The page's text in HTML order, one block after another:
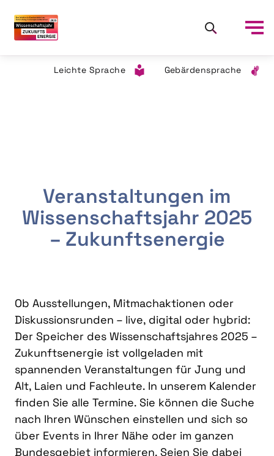
Leichte Sprache Gebärdensprache
Veranstaltungen im
Wissenschaftsjahr 2025
– Zukunftsenergie
Ob Ausstellungen, Mitmachaktionen oder
Diskussionsrunden – live, digital oder hybrid:
Der Speicher des Wissenschaftsjahres 2025 –
Zukunftsenergie ist vollgeladen mit
spannenden Veranstaltungen für Jung und
Alt, Laien und Fachleute. In unserem Kalender
finden Sie alle Termine. Sie können die Suche
nach Ihren Wünschen einstellen und sich so
über Events in Ihrer Nähe oder im ganzen
Bundesgebiet informieren. Seien Sie dabei